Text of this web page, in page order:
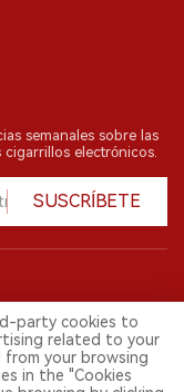
semanales sobre las
electrónicos.
SUSCRÍBETE
Todos los derechos
la industria,
acceso por menores
party cookies to
related to your
your browsing
in the "Cookies